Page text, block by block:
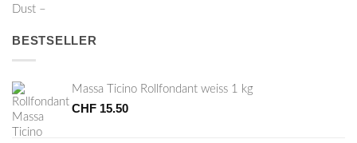
BESTSELLER
Massa Ticino Rollfondant weiss 1 kg
CHF 15.50